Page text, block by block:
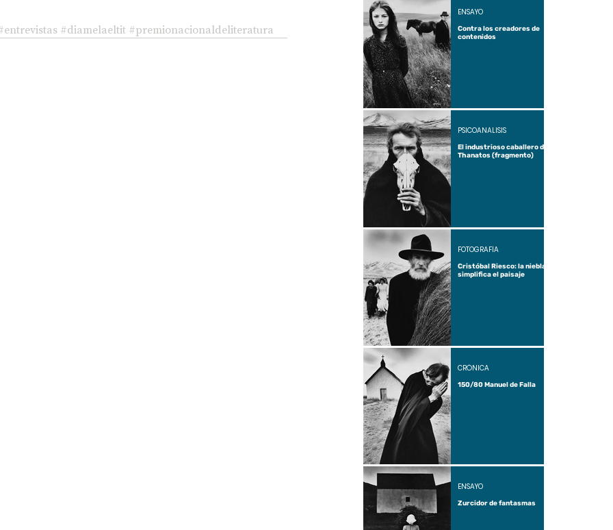
#diamelaeltit #premionacionaldeliteratura
Contra los creadores de
contenidos
ENSAYO
El industrioso caballero de
Thanatos (fragmento)
PSICOANÁLISIS
Cristóbal Riesco: la niebla
simplifica el paisaje
FOTOGRAFÍA
150/80 Manuel de Falla
CRÓNICA
Zurcidor de fantasmas
ENSAYO